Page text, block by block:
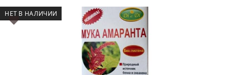
НЕТ В НАЛИЧИИ